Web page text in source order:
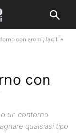
con aromi, facili e
con
un contorno
qualsiasi tipo